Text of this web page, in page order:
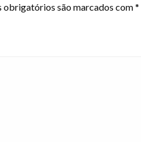
obrigatórios são marcados com*